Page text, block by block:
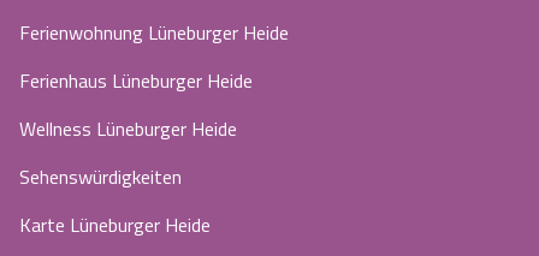
Ferienwohnung Lüneburger Heide
Ferienhaus Lüneburger Heide
Wellness Lüneburger Heide
Sehenswürdigkeiten
Karte Lüneburger Heide